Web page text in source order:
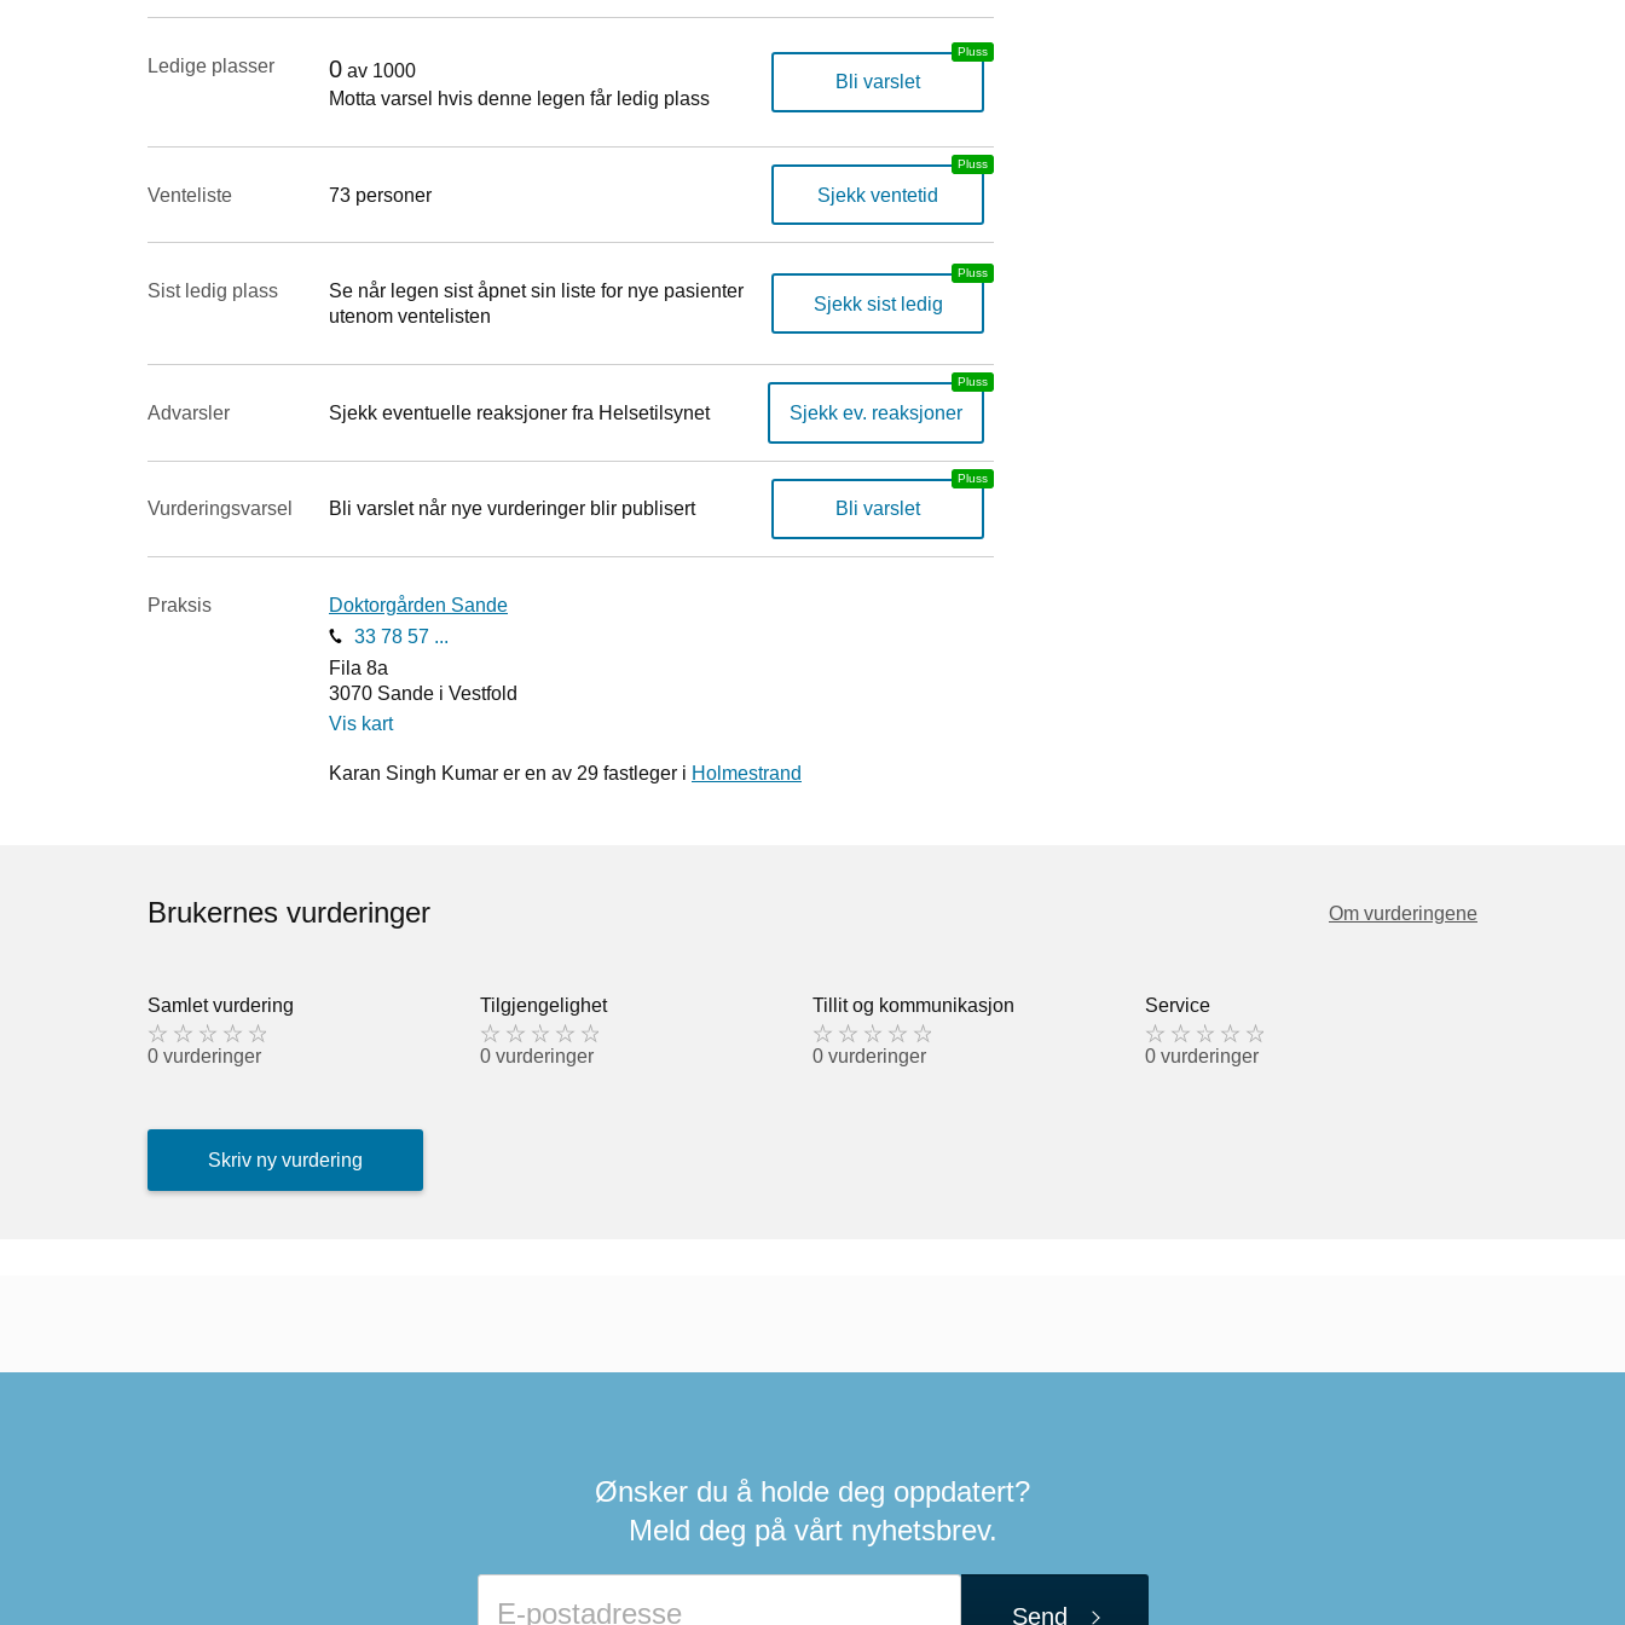
Ledige plasser 0 av 1000
Motta varsel hvis denne legen får ledig plass
Bli varslet
Venteliste 73 personer Sjekk ventetid
Sist ledig plass
Se når legen sist åpnet sin liste for nye pasienter
utenom ventelisten
Sjekk sist ledig
Advarsler Sjekk eventuelle reaksjoner fra Helsetilsynet Sjekk ev. reaksjoner
Vurderings­varsel Bli varslet når nye vurderinger blir publisert Bli varslet
Praksis
Doktorgården Sande
33 78 57 ...
Fila 8a
3070 Sande i Vestfold
Vis kart
Karan Singh Kumar er en av 29 fastleger i Holmestrand
Brukernes vurderinger Om vurderingene
Samlet vurdering
0 vurderinger
Tilgjengelighet
0 vurderinger
Tillit og kommunikasjon
0 vurderinger
Service
0 vurderinger
Skriv ny vurdering
Ønsker du å holde deg oppdatert?
Meld deg på vårt nyhetsbrev.
Send